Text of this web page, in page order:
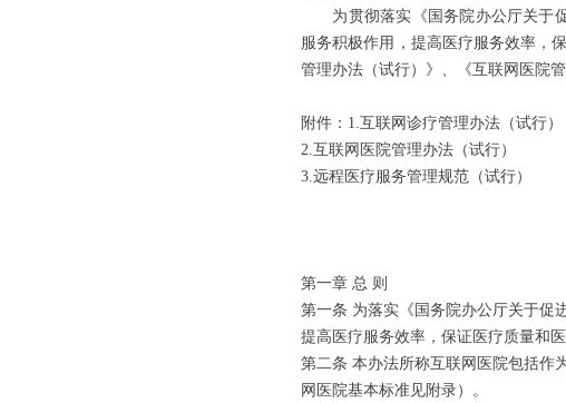
为贯彻落实《国务院办公厅关于促
服务积极作用，提高医疗服务效率，
管理办法（试行）》、《互联网医院
附件：1.互联网诊疗管理办法（试行）
2.互联网医院管理办法（试行）
3.远程医疗服务管理规范（试行）
第一章 总 则
第一条 为落实《国务院办公厅关于促
提高医疗服务效率，保证医疗质量和
第二条 本办法所称互联网医院包括作
网医院基本标准见附录）。